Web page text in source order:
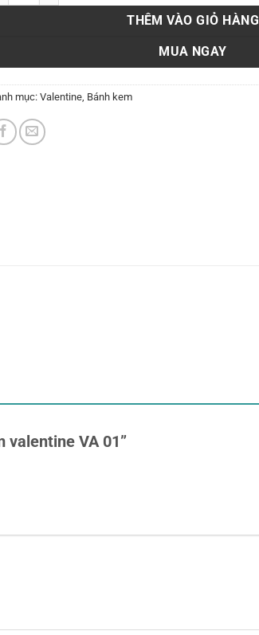
THÊM VÀO GIỎ HÀNG
MUA NGAY
mục:Valentine Bánh kem
valentine VA 01”